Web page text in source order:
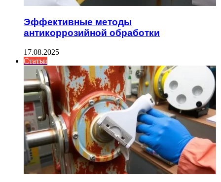
Эффективные методы
антикоррозийной обработки
17.08.2025
Статьи